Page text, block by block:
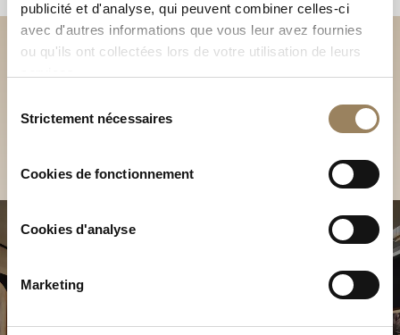
publicité et d'analyse, qui peuvent combiner celles-ci
avec d'autres informations que vous leur avez fournies
ou qu'ils ont collectées lors de votre utilisation de leurs
duStrictement nécessaires
Cookies de fonctionnement
Cookies d'analyse
Marketing
Découvrez nos collections
en Boutique